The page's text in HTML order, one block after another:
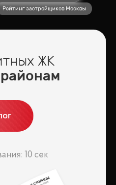
Рейтинг застройщиков Москвы
ЖК
10 сек